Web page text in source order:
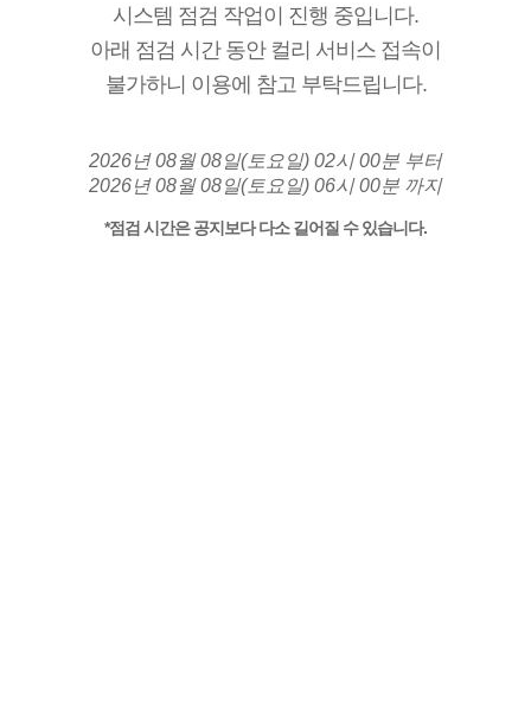
시스템 점검 작업이 진행 중입니다.
아래 점검 시간 동안 컬리 서비스 접속이
불가하니 이용에 참고 부탁드립니다.
2026년 08월 08일(토요일) 02시 00분 부터
2026년 08월 08일(토요일) 06시 00분 까지
*점검 시간은 공지보다 다소 길어질 수 있습니다.